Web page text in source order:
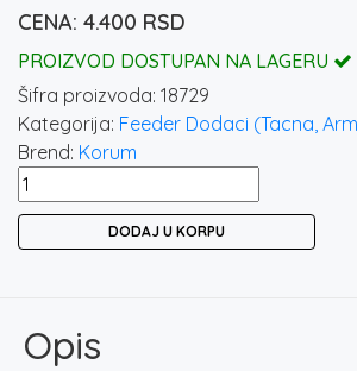
4.400 RSD
PROIZVOD DOSTUPAN NA LAGERU
Šifra proizvoda: 18729
Kategorija: Feeder Dodaci (Tacna,
Brend: Korum
KORUM
ANY
DODAJ U KORPU
Opis